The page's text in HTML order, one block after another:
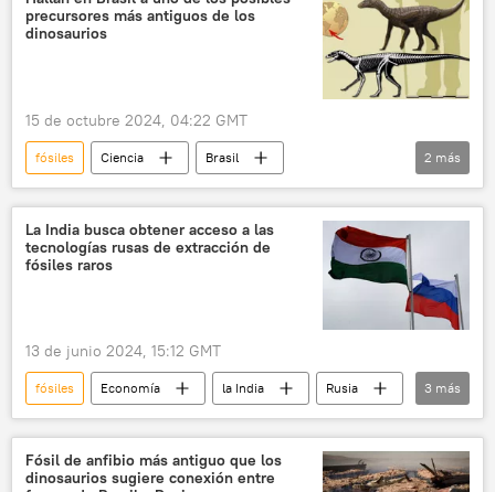
precursores más antiguos de los
dinosaurios
15 de octubre 2024, 04:22 GMT
fósiles Ciencia
Brasil
Universidad Federal de Santa Maria (UFSM)
dinosaurios
2 más
La India busca obtener acceso a las
tecnologías rusas de extracción de
fósiles raros
13 de junio 2024, 15:12 GMT
fósiles Economía la India
Rusia
🌏 Asia
📈 Mercados y finanzas
🏛️ Compañías
3 más
Fósil de anfibio más antiguo que los
dinosaurios sugiere conexión entre